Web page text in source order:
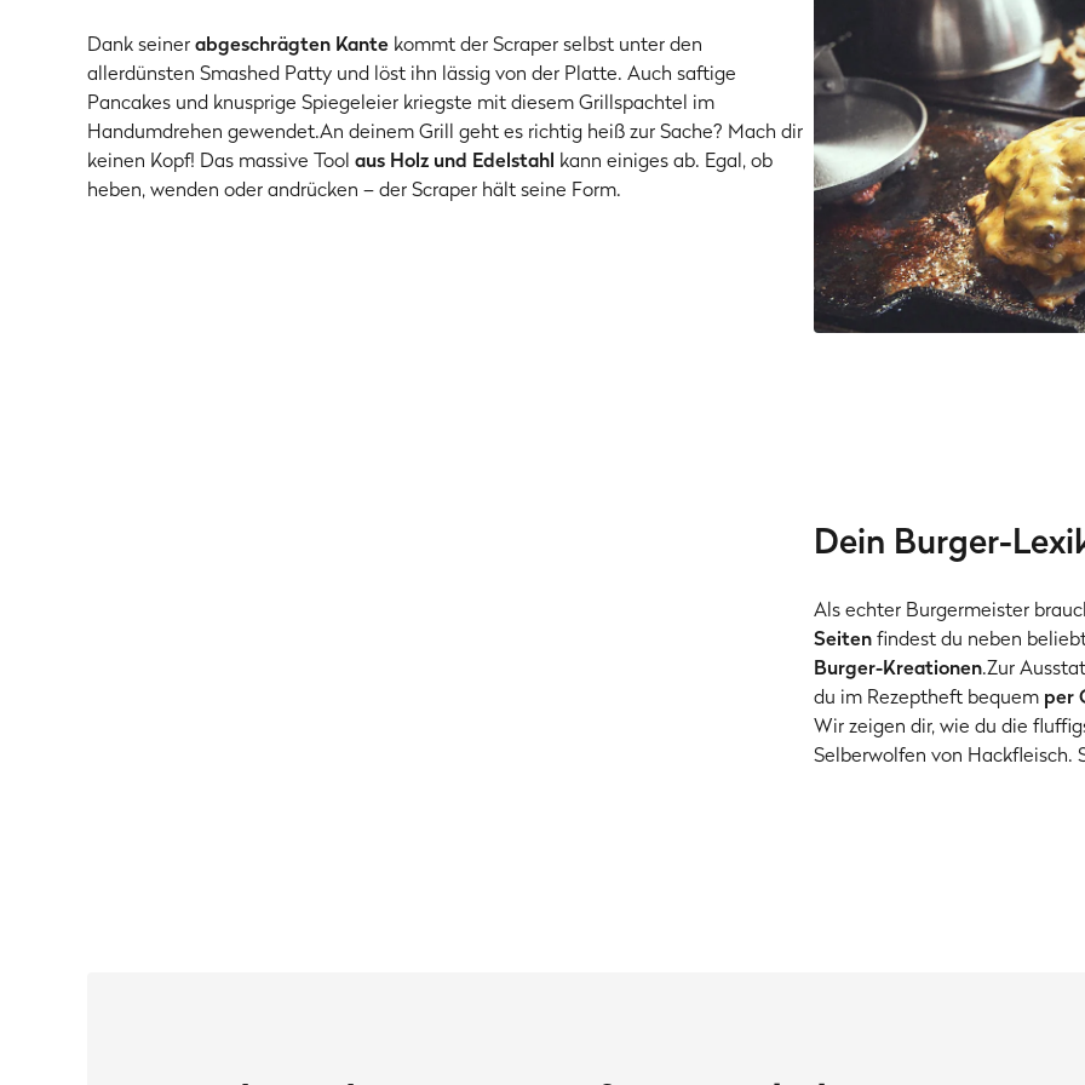
Dank seinerabgeschrägten Kante kommt der Scraper selbst unter den
allerdünsten Smashed Patty und löst ihn lässig von der Platte. Auch saftige
Pancakes und knusprige Spiegeleier kriegste mit diesem Grillspachtel im
Handumdrehen gewendet.An deinem Grill geht es richtig heiß zur Sache? Mach dir
keinen Kopf! Das massive Tool aus Holz und Edelstahl kann einiges ab. Egal, ob
heben, wenden oder andrücken – der Scraper hält seine Form.
Dein Burger-
Als echter Burgermeister
Seitenfindest du neben
Burger-Kreationen.Zur
du im Rezeptheft bequem per
Wir zeigen dir, wie du die
Selberwolfen von Hackfleisch.